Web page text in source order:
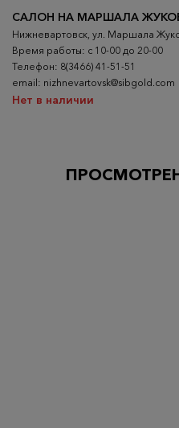
САЛОН НА МАРШАЛА
Нижневартовск, ул. Маршала
Время работы: с 10-00 до 20-00
Телефон: 8(3466) 41-51-51
email: nizhnevartovsk@sibgold.com
Нет в наличии